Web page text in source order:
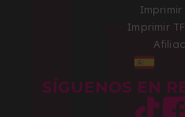
Imprimir
Imprimir
SÍGUENOS EN